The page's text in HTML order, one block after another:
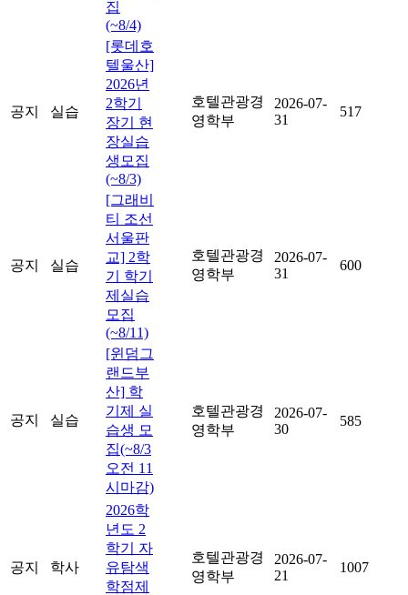
집
(~8/4)
공지 실습
[롯데호
텔울산]
2026년
2학기
장기 현
장실습
생모집
(~8/3)
호텔관광경
영학부
2026-07-
31
517
공지 실습
[그래비
티 조선
서울판
교] 2학
기 학기
제실습
모집
(~8/11)
호텔관광경
영학부
2026-07-
31
600
공지 실습
[윈덤그
랜드부
산] 학
기제 실
습생 모
집(~8/3
오전 11
시마감)
호텔관광경
영학부
2026-07-
30
585
공지 학사
2026학
년도 2
학기 자
유탐색
학점제
호텔관광경
영학부
2026-07-
21
1007